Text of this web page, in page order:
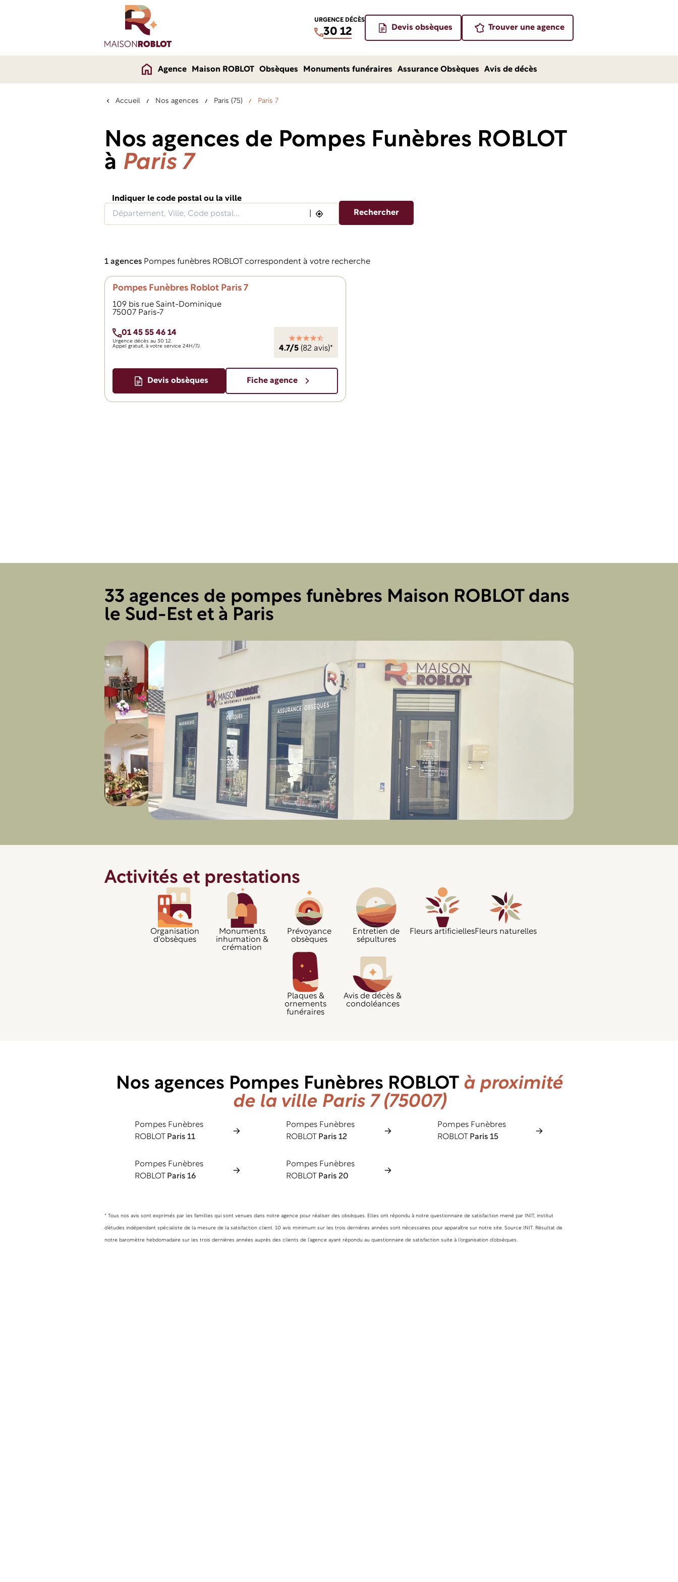
URGENCE DÉCÈS
30 12 Devis obsèques Trouver une agence
Agence Maison ROBLOT Obsèques Monuments funéraires Assurance Obsèques Avis de décès
Accueil Nos agences Paris (75) Paris 7
Nos agences de Pompes Funèbres ROBLOT
à Paris 7
Indiquer le code postal ou la ville
Rechercher
1 agences Pompes funèbres ROBLOT correspondent à votre recherche
Pompes Funèbres Roblot Paris 7
109 bis rue Saint-Dominique
75007 Paris-7
01 45 55 46 14
Urgence décès au 30 12.
Appel gratuit, à votre service 24H/7J.
4.7/5 (82 avis)*
Devis obsèques Fiche agence
33 agences de pompes funèbres Maison ROBLOT dans
le Sud-Est et à Paris
Activités et prestations
Organisation
d'obsèques
Monuments
inhumation &
crémation
Prévoyance
obsèques
Entretien de
sépultures
Fleurs artificiellesFleurs naturelles
Plaques &
ornements
funéraires
Avis de décès &
condoléances
Nos agences Pompes Funèbres ROBLOT à proximité
de la ville Paris 7 (75007)
Pompes Funèbres
ROBLOT
Paris 11
Pompes Funèbres
ROBLOT
Paris 12
Pompes Funèbres
ROBLOT
Paris 15
Pompes Funèbres
ROBLOT
Paris 16
Pompes Funèbres
ROBLOT
Paris 20
* Tous nos avis sont exprimés par les familles qui sont venues dans notre agence pour réaliser des obsèques. Elles ont répondu à notre questionnaire de satisfaction mené par INIT, institut
d’études indépendant spécialiste de la mesure de la satisfaction client. 10 avis minimum sur les trois dernières années sont nécessaires pour apparaître sur notre site. Source INIT. Résultat de
notre baromètre hebdomadaire sur les trois dernières années auprès des clients de l’agence ayant répondu au questionnaire de satisfaction suite à l’organisation d’obsèques.